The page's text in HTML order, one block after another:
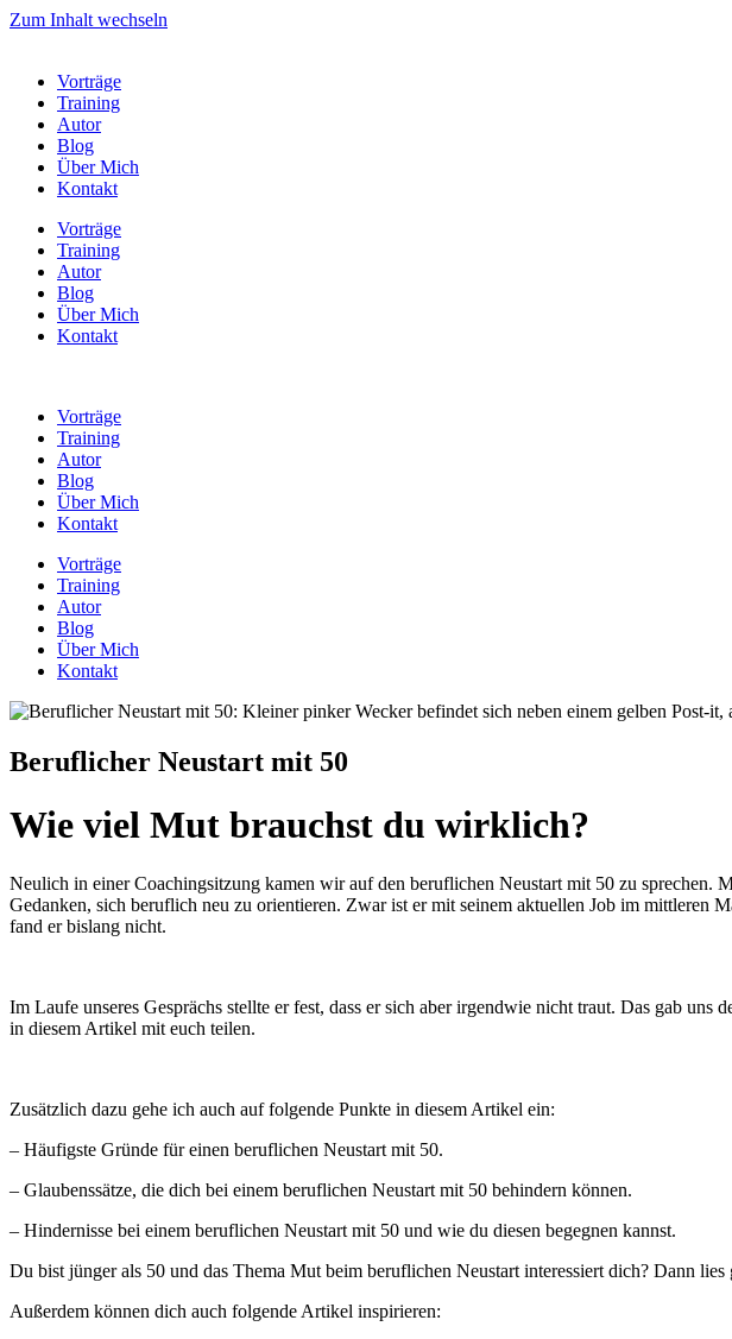
Zum Inhalt wechseln
Vorträge
Training
Autor
Blog
Über Mich
Kontakt
Vorträge
Training
Autor
Blog
Über Mich
Kontakt
Vorträge
Training
Autor
Blog
Über Mich
Kontakt
Vorträge
Training
Autor
Blog
Über Mich
Kontakt
Beruflicher Neustart mit 50
Wie viel Mut brauchst du wirklich?
Neulich in einer Coachingsitzung kamen wir auf den beruflichen Neustart mit 50 zu
Gedanken, sich beruflich neu zu orientieren. Zwar ist er mit seinem aktuellen Job im
fand er bislang nicht.
Im Laufe unseres Gesprächs stellte er fest, dass er sich aber irgendwie nicht traut. Das gab uns
in diesem Artikel mit euch teilen.
Zusätzlich dazu gehe ich auch auf folgende Punkte in diesem Artikel ein:
– Häufigste Gründe für einen beruflichen Neustart mit 50.
– Glaubenssätze, die dich bei einem beruflichen Neustart mit 50 behindern können.
– Hindernisse bei einem beruflichen Neustart mit 50 und wie du diesen begegnen kannst.
Du bist jünger als 50 und das Thema Mut beim beruflichen Neustart interessiert dich? Dann
Außerdem können dich auch folgende Artikel inspirieren: